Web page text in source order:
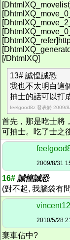
[/DhtmlXQ]
13# 誠惶誠恐
我也不太明白這
抽士的話可以打
feelgood8z 發表於 2009/
首先，那是吃士將
可抽士。吃了士之
2009/8/31
16# 誠惶誠恐
(對不起, 我腦袋有
2010/5/28
棄車佔中?